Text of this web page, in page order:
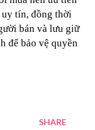
uy tín, đồng thời
bán và lưu giữ
để bảo vệ quyền
SHARE